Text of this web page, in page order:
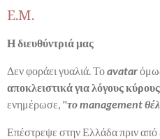
Ε.Μ.
Η διευθύντριά μας
Δεν φοράει γυαλιά. Τοavatar
αποκλειστικά για λόγους κύρους
ενημέρωσε, "το management
Επέστρεψε στην Ελλάδα πριν από